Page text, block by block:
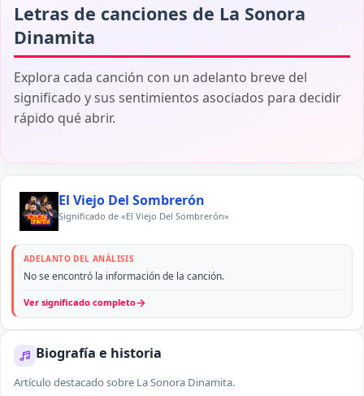
Letras de canciones de La Sonora
Dinamita
Explora cada canción con un adelanto breve del
significado y sus sentimientos asociados para decidir
rápido qué abrir.
El Viejo Del Sombrerón
Significado de «El Viejo Del Sombrerón»
ADELANTO DEL ANÁLISIS
No se encontró la información de la canción.
Ver significado completo→
Biografía e historia
Artículo destacado sobre La Sonora Dinamita.